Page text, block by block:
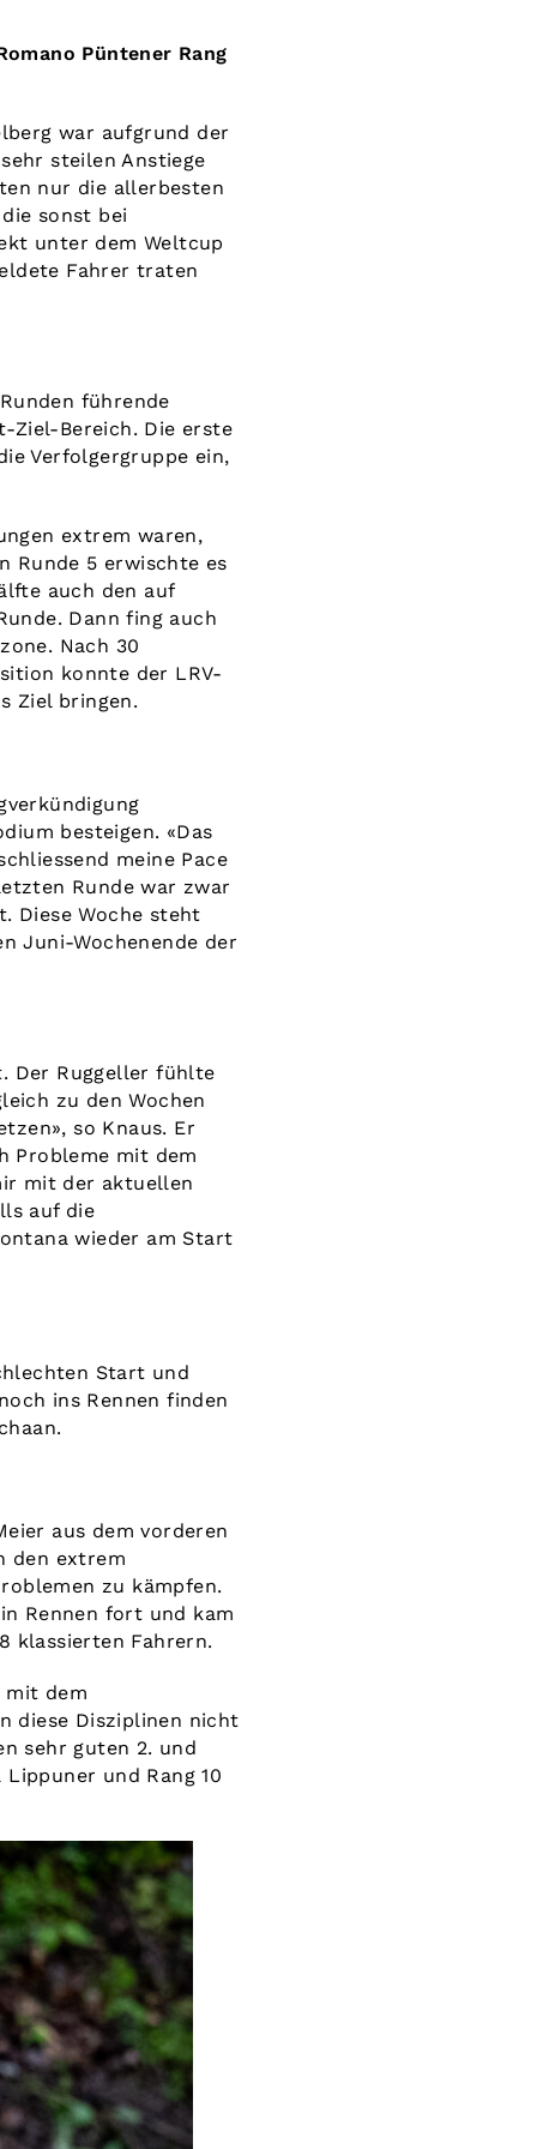
Püntener Rang
war aufgrund der
steilen Anstiege
nur die allerbesten
sonst bei
unter dem Weltcup
Fahrer traten
führende
Ziel-Bereich. Die erste
Verfolgergruppe ein,
extrem waren,
Runde 5 erwischte es
auch den auf
Dann fing auch
Nach 30
konnte der LRV-
Ziel bringen.
besteigen. «Das
meine Pace
Runde war zwar
Diese Woche steht
Juni-Wochenende der
Der Ruggeller fühlte
zu den Wochen
so Knaus. Er
Probleme mit dem
mit der aktuellen
auf die
wieder am Start
Start und
ins Rennen finden
aus dem vorderen
den extrem
zu kämpfen.
Rennen fort und kam
klassierten Fahrern.
mit dem
diese Disziplinen nicht
sehr guten 2. und
und Rang 10